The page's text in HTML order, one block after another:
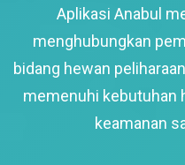
Aplikasi Anabul
menghubungkan
bidang hewan
memenuhi kebutuhan
keamanan